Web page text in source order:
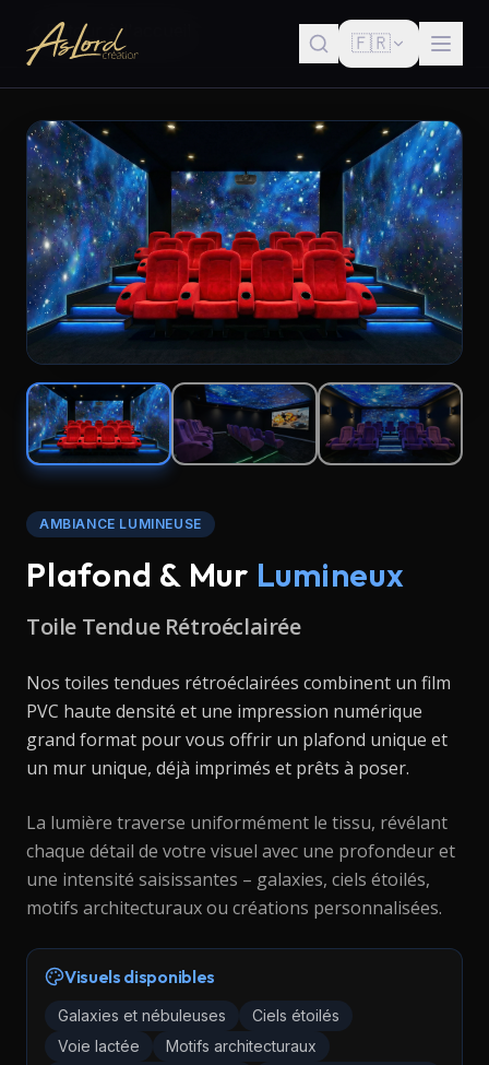
🇫🇷
Retour à l'accueil
AMBIANCE LUMINEUSE
Plafond & Mur Lumineux
Toile Tendue Rétroéclairée
Nos toiles tendues rétroéclairées combinent un film
PVC haute densité et une impression numérique
grand format pour vous offrir un plafond unique et
un mur unique, déjà imprimés et prêts à poser.
La lumière traverse uniformément le tissu, révélant
chaque détail de votre visuel avec une profondeur et
une intensité saisissantes – galaxies, ciels étoilés,
motifs architecturaux ou créations personnalisées.
Visuels disponibles
Galaxies et nébuleuses
Ciels étoilés
Voie lactée
Motifs architecturaux